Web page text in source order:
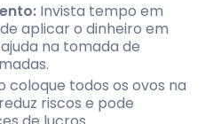
Invista tempo em
aplicar o dinheiro em
na tomada de
coloque todos os ovos na
riscos e pode